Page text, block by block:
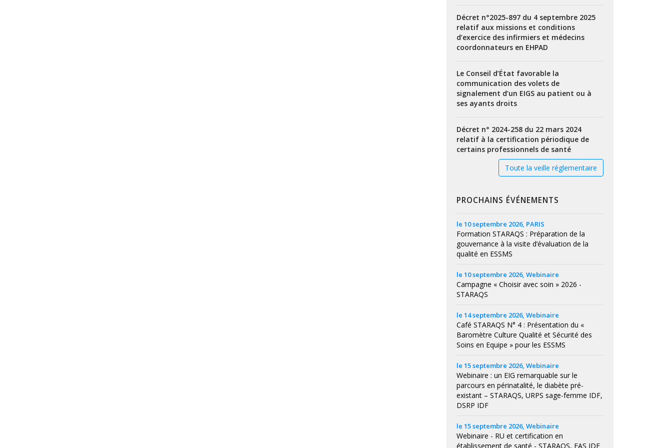
Décret n°2025-897 du 4 septembre 2025
relatif aux missions et conditions
d’exercice des infirmiers et médecins
coordonnateurs en EHPAD
Le Conseil d’État favorable la
communication des volets de
signalement d’un EIGS au patient ou à
ses ayants droits
Décret n° 2024-258 du 22 mars 2024
relatif à la certification périodique de
certains professionnels de santé
Toute la veille réglementaire
PROCHAINS ÉVÉNEMENTS
le 10 septembre 2026, PARIS
Formation STARAQS : Préparation de la
gouvernance à la visite d’évaluation de la
qualité en ESSMS
le 10 septembre 2026, Webinaire
Campagne « Choisir avec soin » 2026 -
STARAQS
le 14 septembre 2026, Webinaire
Café STARAQS N° 4 : Présentation du «
Baromètre Culture Qualité et Sécurité des
Soins en Equipe » pour les ESSMS
le 15 septembre 2026, Webinaire
Webinaire : un EIG remarquable sur le
parcours en périnatalité, le diabète pré-
existant – STARAQS, URPS sage-femme IDF,
DSRP IDF
le 15 septembre 2026, Webinaire
Webinaire - RU et certification en
établissement de santé - STARAQS, FAS IDF